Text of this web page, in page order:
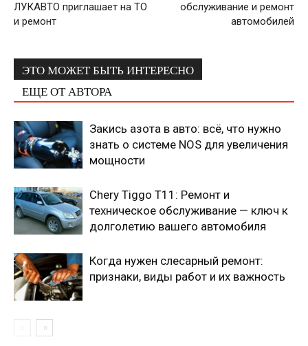
ЛУКАВТО приглашает на ТО
и ремонт
обслуживание и ремонт
автомобилей
ЭТО МОЖЕТ БЫТЬ ИНТЕРЕСНО
ЕЩЕ ОТ АВТОРА
Закись азота в авто: всё, что нужно
знать о системе NOS для увеличения
мощности
Chery Tiggo T11: Ремонт и
техническое обслуживание — ключ к
долголетию вашего автомобиля
Когда нужен слесарный ремонт:
признаки, виды работ и их важность